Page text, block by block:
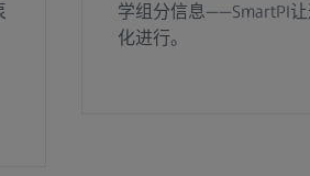
学组分信息——SmartPI
化进行。